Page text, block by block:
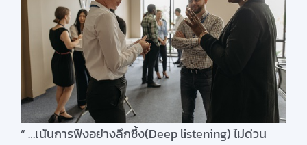
คู่มือ
ดาวน์โหลด
สมัครใช้บริการ
“ …เน้นการฟังอย่างลึกซึ้ง(Deep listening) ไม่ด่วน